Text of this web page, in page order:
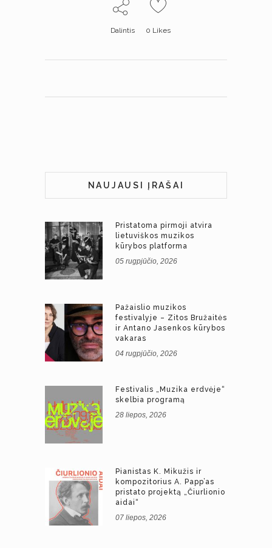
Dalintis 0 Likes
NAUJAUSI ĮRAŠAI
Pristatoma pirmoji atvira
lietuviškos muzikos
kūrybos platforma
05 rugpjūčio, 2026
Pažaislio muzikos
festivalyje – Zitos Bružaitės
ir Antano Jasenkos kūrybos
vakaras
04 rugpjūčio, 2026
Festivalis „Muzika erdvėje“
skelbia programą
28 liepos, 2026
Pianistas K. Mikužis ir
kompozitorius A. Papp’as
pristato projektą „Čiurlionio
aidai“
07 liepos, 2026